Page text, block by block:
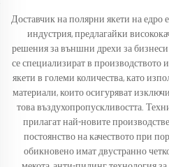
Доставчик на полярни якети на едро
индустрия, предлагайки
решения за външни дрехи за
се специализират в производството
якети в големи количества, като
материали, които осигуряват
това въздухопропускливостта.
прилагат най-новите
постоянство на качеството при
обикновено имат двустранно